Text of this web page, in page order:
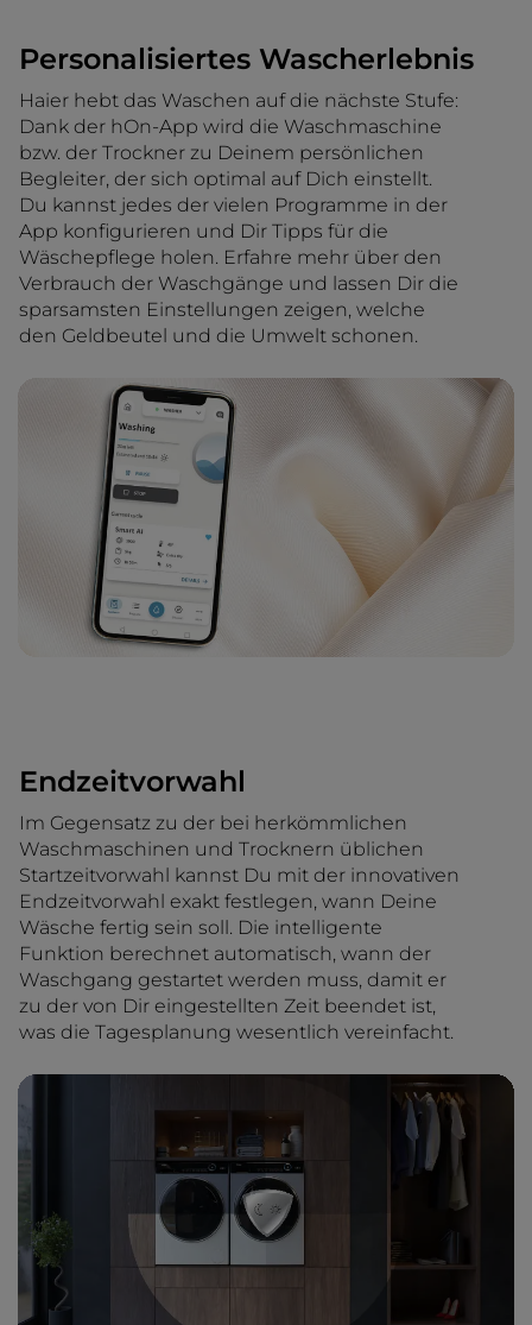
Personalisiertes Wascherlebnis
Haier hebt das Waschen auf die nächste Stufe:
Dank der hOn-App wird die Waschmaschine
bzw. der Trockner zu Deinem persönlichen
Begleiter, der sich optimal auf Dich einstellt.
Du kannst jedes der vielen Programme in der
App konfigurieren und Dir Tipps für die
Wäschepflege holen. Erfahre mehr über den
Verbrauch der Waschgänge und lassen Dir die
sparsamsten Einstellungen zeigen, welche
den Geldbeutel und die Umwelt schonen.
Endzeitvorwahl
Im Gegensatz zu der bei herkömmlichen
Waschmaschinen und Trocknern üblichen
Startzeitvorwahl kannst Du mit der innovativen
Endzeitvorwahl exakt festlegen, wann Deine
Wäsche fertig sein soll. Die intelligente
Funktion berechnet automatisch, wann der
Waschgang gestartet werden muss, damit er
zu der von Dir eingestellten Zeit beendet ist,
was die Tagesplanung wesentlich vereinfacht.